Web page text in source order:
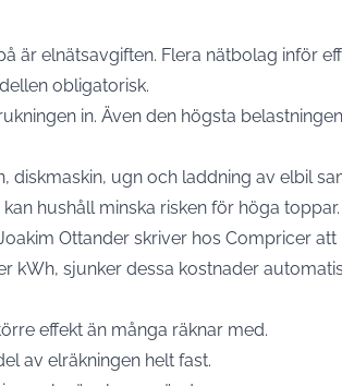
är elnätsavgiften. Flera nätbolag inför
obligatorisk.
in. Även den högsta
diskmaskin, ugn och laddning av elbil
hushåll minska risken för höga toppar.
Ottander skriver hos Compricer att
kWh, sjunker dessa kostnader
effekt än många räknar med.
av elräkningen helt fast.